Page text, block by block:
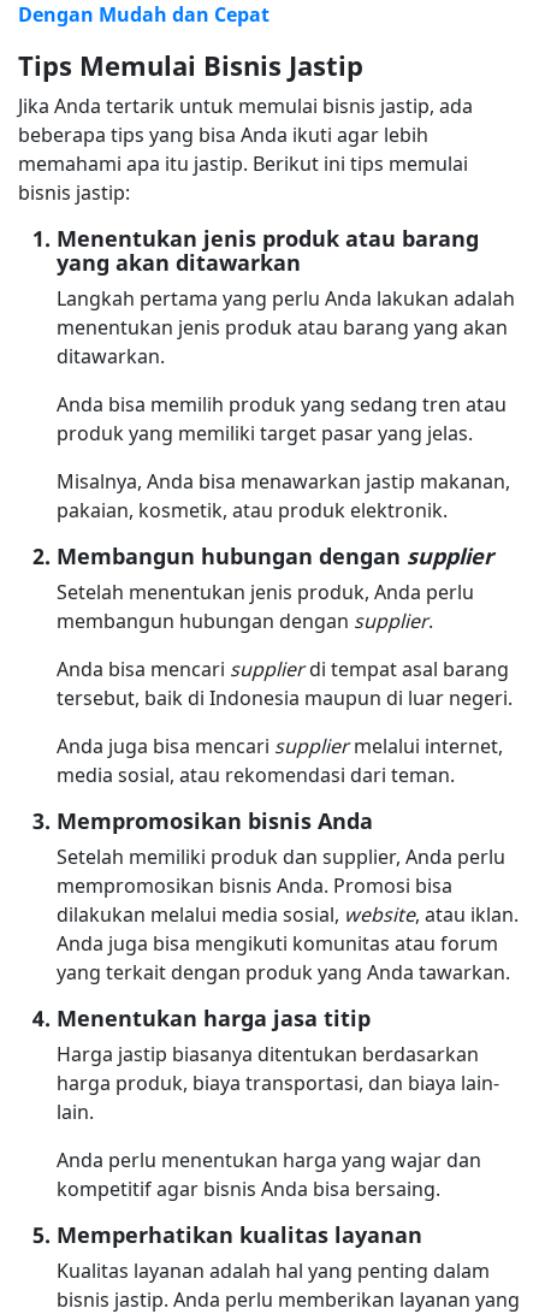
Dengan Mudah dan Cepat
Tips Memulai Bisnis Jastip
Jika Anda tertarik untuk memulai bisnis jastip, ada
beberapa tips yang bisa Anda ikuti agar lebih
memahami apa itu jastip. Berikut ini tips memulai
bisnis jastip:
Menentukan jenis produk atau barang
yang akan ditawarkan
Langkah pertama yang perlu Anda lakukan adalah
menentukan jenis produk atau barang yang akan
ditawarkan.
Anda bisa memilih produk yang sedang tren atau
produk yang memiliki target pasar yang jelas.
Misalnya, Anda bisa menawarkan jastip makanan,
pakaian, kosmetik, atau produk elektronik.
Membangun hubungan dengan supplier
Setelah menentukan jenis produk, Anda perlu
membangun hubungan dengan supplier.
Anda bisa mencari supplierdi tempat asal barang
tersebut, baik di Indonesia maupun di luar negeri.
Anda juga bisa mencari suppliermelalui internet,
media sosial, atau rekomendasi dari teman.
Mempromosikan bisnis Anda
Setelah memiliki produk dan supplier, Anda perlu
mempromosikan bisnis Anda. Promosi bisa
dilakukan melalui media sosial, website, atau iklan.
Anda juga bisa mengikuti komunitas atau forum
yang terkait dengan produk yang Anda tawarkan.
Menentukan harga jasa titip
Harga jastip biasanya ditentukan berdasarkan
harga produk, biaya transportasi, dan biaya lain-
lain.
Anda perlu menentukan harga yang wajar dan
kompetitif agar bisnis Anda bisa bersaing.
Memperhatikan kualitas layanan
Kualitas layanan adalah hal yang penting dalam
bisnis jastip. Anda perlu memberikan layanan yang